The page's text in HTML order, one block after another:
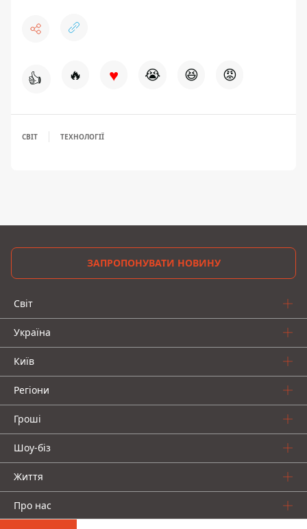
👍 🔥 ♥ 😭 😆 😡
СВІТ ТЕХНОЛОГІЇ
ЗАПРОПОНУВАТИ НОВИНУ
Світ
Україна
Київ
Регіони
Гроші
Шоу-біз
Життя
Про нас